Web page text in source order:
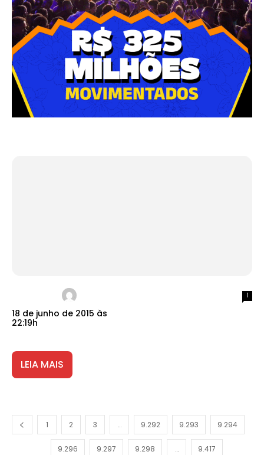
18 de junho de 2015 às
22:19h
1
LEIA MAIS
1 2 3 … 9.292 9.293 9.294
9.296 9.297 9.298 … 9.417